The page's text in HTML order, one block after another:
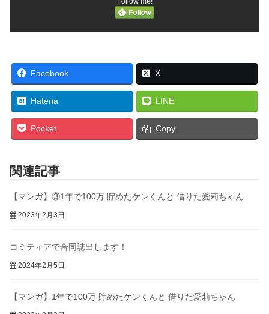
Facebook X
Hatena LINE
Pocket Copy
関連記事
【マンガ】③1年で100万 貯めたケンくんと 借りた愛莉ちゃん
2023年2月3日
コミティアで合同誌出します！
2024年2月5日
【マンガ】1年で100万 貯めたケンくんと 借りた愛莉ちゃん